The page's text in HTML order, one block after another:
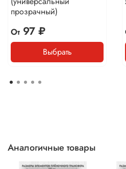
прозрачный)
От97 ₽
Выбрать
Аналогичные товары